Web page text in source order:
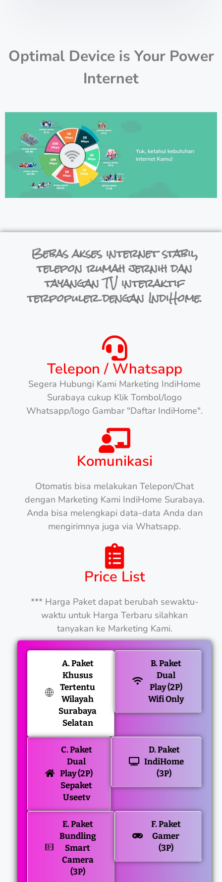
Optimal Device is Your Power
Internet
Bebas akses internet stabil,
telepon rumah jernih dan
tayangan TV interaktif
terpopuler dengan IndiHome.
Telepon / Whatsapp
Segera Hubungi Kami Marketing IndiHome
Surabaya cukup Klik Tombol/logo
Whatsapp/logo Gambar "Daftar IndiHome".
Komunikasi
Otomatis bisa melakukan Telepon/Chat
dengan Marketing Kami IndiHome Surabaya.
Anda bisa melengkapi data-data Anda dan
mengirimnya juga via Whatsapp.
Price List
*** Harga Paket dapat berubah sewaktu-
waktu untuk Harga Terbaru silahkan
tanyakan ke Marketing Kami.
A. Paket
Khusus
Tertentu
Wilayah
Surabaya
Selatan
B. Paket
Dual
Play (2P)
Wifi Only
C. Paket
Dual
Play (2P)
Sepaket
Useetv
D. Paket
IndiHome
(3P)
E. Paket
Bundling
Smart
Camera
(3P)
F. Paket
Gamer
(3P)